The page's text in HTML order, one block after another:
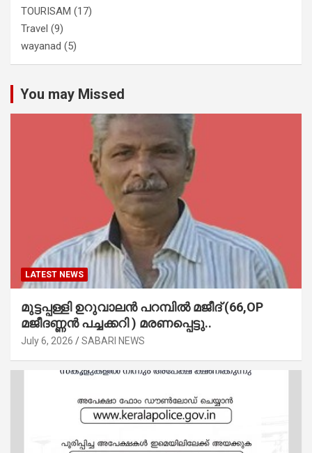
TOURISAM (17)
Travel (9)
wayanad (5)
You may Missed
LATEST NEWS
മുട്ടപ്പള്ളി ഉറുവാലൻ പറമ്പിൽ മജീദ് (66,OP
മജീദണ്ണൻ പച്ചക്കറി ) മരണപ്പെട്ടു..
July 6, 2026 SABARI NEWS